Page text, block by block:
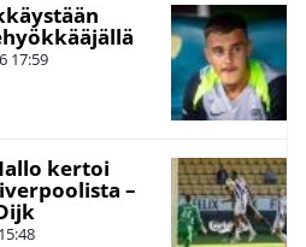
17:59
kertoi
–
15:48